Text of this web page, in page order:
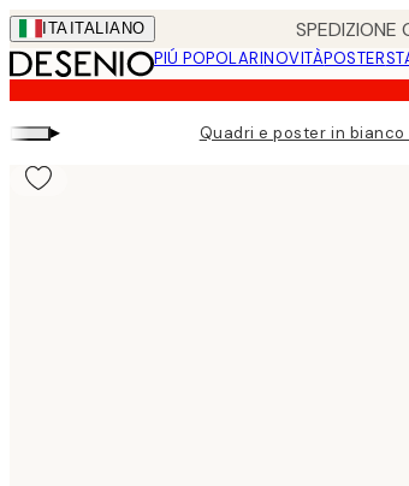
Skip
to
main
content.
ITA ITALIANO SPEDIZIONE
PIÚ POPOLARINOVITÀPOSTER
▸ Quadri e poster in bianco